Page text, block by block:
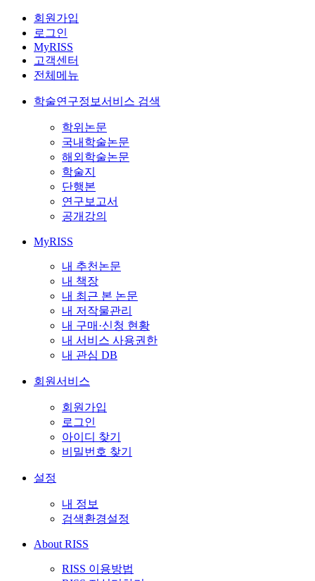
회원가입
로그인
MyRISS
고객센터
전체메뉴
학술연구정보서비스 검색
학위논문
국내학술논문
해외학술논문
학술지
단행본
연구보고서
공개강의
MyRISS
내 추천논문
내 책장
내 최근 본 논문
내 저작물관리
내 구매·신청 현황
내 서비스 사용권한
내 관심 DB
회원서비스
회원가입
로그인
아이디 찾기
비밀번호 찾기
설정
내 정보
검색환경설정
About RISS
RISS 이용방법